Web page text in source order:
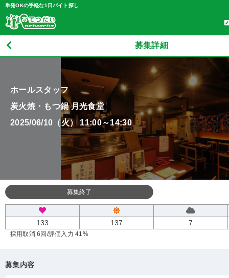
単発OKの手軽な1日バイト探し
募集詳細
ホールスタッフ
炭火焼・もつ鍋 月光食堂
2025/06/10（火） 11:00～14:30
募集終了
133 137 7
採用取消 6回 /評価入力 41%
募集内容